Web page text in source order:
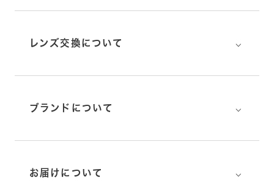
レンズ交換について ⌵
ブランドについて ⌵
お届けについて ⌵